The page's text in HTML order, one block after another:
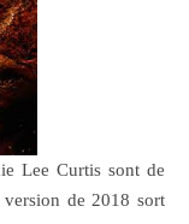
Lee Curtis sont de
de 2018 sort